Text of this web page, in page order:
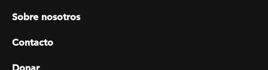
Sobre nosotros
Contacto
Donar